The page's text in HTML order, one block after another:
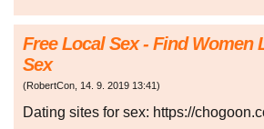
Free Local Sex - Find Women
Sex
(RobertCon, 14. 9. 2019 13:41)
Dating sites for sex: https://